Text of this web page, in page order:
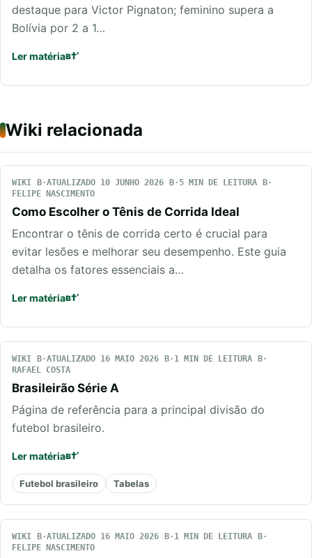
destaque para Victor Pignaton; feminino supera a
Bolívia por 2 a 1…
Ler matéria
Wiki relacionada
WIKI ATUALIZADO 10 JUNHO 2026
5 MIN DE LEITURA
FELIPE NASCIMENTO
Como Escolher o Tênis de Corrida Ideal
Encontrar o tênis de corrida certo é crucial para
evitar lesões e melhorar seu desempenho. Este guia
detalha os fatores essenciais a…
Ler matéria
WIKI ATUALIZADO 16 MAIO 2026
1 MIN DE LEITURA
RAFAEL COSTA
Brasileirão Série A
Página de referência para a principal divisão do
futebol brasileiro.
Ler matéria
Futebol brasileiro Tabelas
WIKI ATUALIZADO 16 MAIO 2026
1 MIN DE LEITURA
FELIPE NASCIMENTO